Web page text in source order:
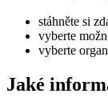
stáhněte si
vyberte
vyberte
Jaké